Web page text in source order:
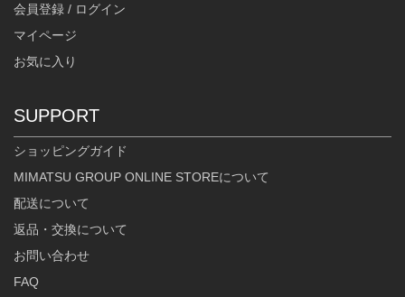
会員登録 / ログイン
マイページ
お気に入り
SUPPORT
ショッピングガイド
MIMATSU GROUP ONLINE STOREについて
配送について
返品・交換について
お問い合わせ
FAQ